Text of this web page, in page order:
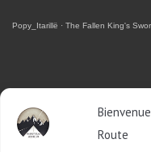
Route
Popy_Itarillë · The Fallen King's
RETROUVEZ-MOI
OU SUR TWITTER